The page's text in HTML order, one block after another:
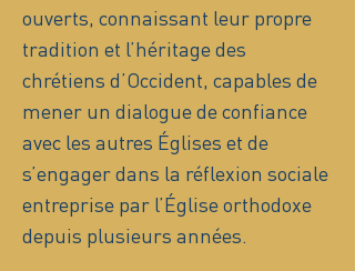
ouverts, connaissant leur propre
tradition et l’héritage des
chrétiens d’Occident, capables de
mener un dialogue de confiance
avec les autres Églises et de
s’engager dans la réflexion sociale
entreprise par l’Église orthodoxe
depuis plusieurs années.